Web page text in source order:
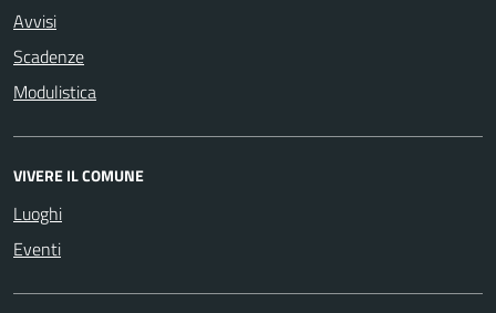
Avvisi
Scadenze
Modulistica
VIVERE IL COMUNE
Luoghi
Eventi